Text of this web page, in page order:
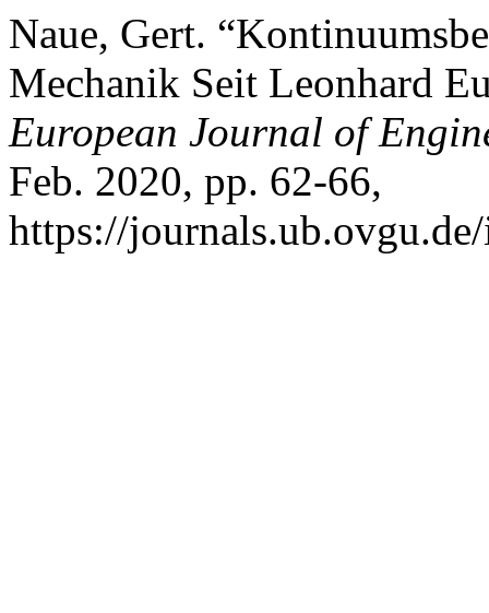
Naue, Gert.
Mechanik Seit Leonhard
European Journal of
Feb. 2020, pp. 62-66,
https://